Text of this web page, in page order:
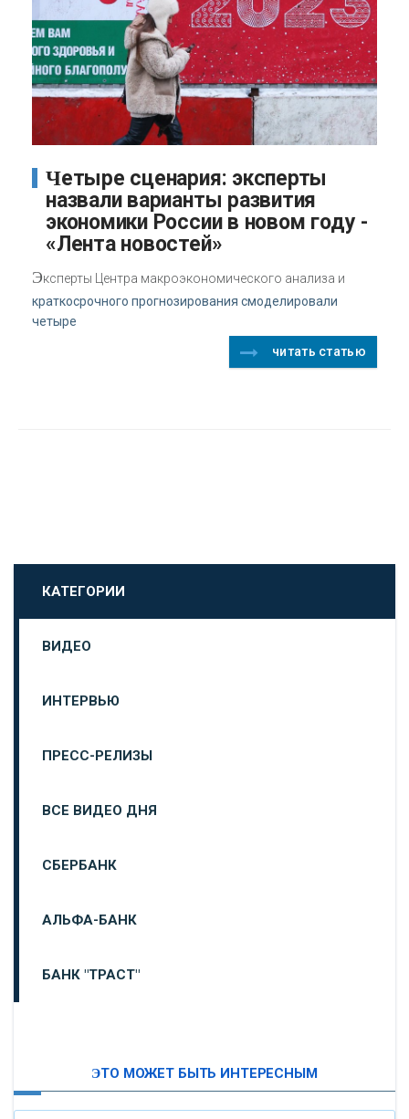
Четыре сценария: эксперты
назвали варианты развития
экономики России в новом году -
«Лента новостей»
Эксперты Центра макроэкономического анализа и
краткосрочного прогнозирования смоделировали
четыре
читать статью
КАТЕГОРИИ
ВИДЕО
ИНТЕРВЬЮ
ПРЕСС-РЕЛИЗЫ
ВСЕ ВИДЕО ДНЯ
СБЕРБАНК
АЛЬФА-БАНК
БАНК "ТРАСТ"
ЭТО МОЖЕТ БЫТЬ ИНТЕРЕСНЫМ